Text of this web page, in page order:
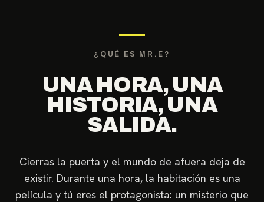
¿QUÉ ES MR.E?
UNA HORA, UNA
HISTORIA, UNA
SALIDA.
Cierras la puerta y el mundo de afuera deja de
existir. Durante una hora, la habitación es una
película y tú eres el protagonista: un misterio que